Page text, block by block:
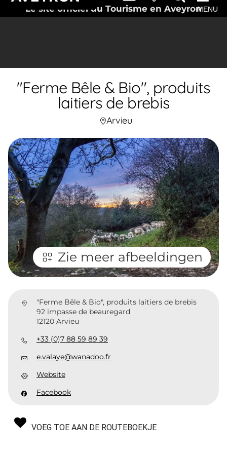
Le site officiel du Tourisme en AveyronMENU
"Ferme Bêle & Bio", produits
laitiers de brebis
Arvieu
Zie meer afbeeldingen
"Ferme Bêle & Bio", produits laitiers de brebis
92 impasse de beauregard
12120 Arvieu
+33 (0)7 88 59 89 39
e.valaye@wanadoo.fr
Website
Facebook
VOEG TOE AAN DE ROUTEBOEKJE